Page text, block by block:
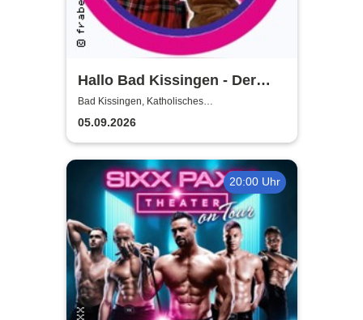
Hallo Bad Kissingen - Der
Kasper und seine Freunde
kommen zu euch!
Bad Kissingen, Katholisches
Gemeindezentrum
05.09.2026
20:00 Uhr